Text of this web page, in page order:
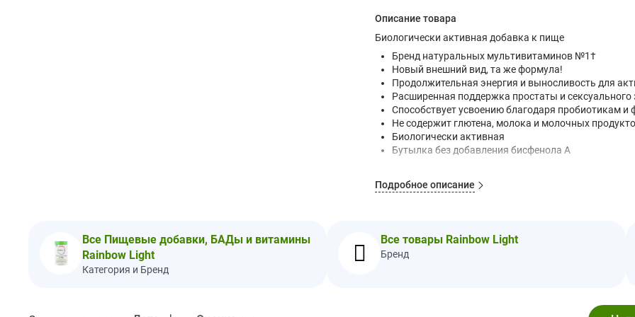
Описание товара
Биологически активная добавка к пище
Бренд натуральных мультивитаминов №1†
Новый внешний вид, та же формула!
Продолжительная энергия и выносливость для
Расширенная поддержка простаты и сексуального
Способствует усвоению благодаря пробиотикам и
Не содержит глютена, молока и молочных
Биологически активная
Бутылка без добавления бисфенола А
Эта полноценная добавка обеспечивает вас целой
американский и сибирский женьшень и
Расширенная поддержка простаты и
Улучшение пищеварения и усвоения
Подробное описание
Все Пищевые добавки, БАДы и витамины
Rainbow Light
Категория и Бренд
Все товары Rainbow Light
Бренд